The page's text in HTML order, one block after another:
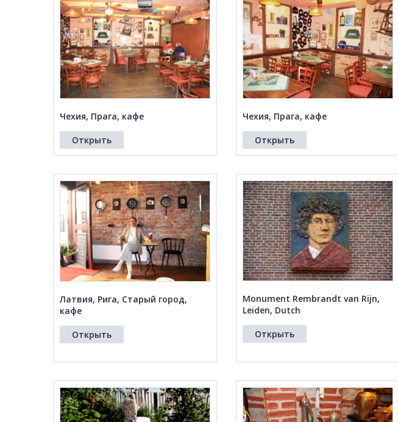
Чехия, Прага, кафе
Открыть
Чехия, Прага, кафе
Открыть
Латвия, Рига, Старый город,
кафе
Открыть
Monument Rembrandt van Rijn,
Leiden, Dutch
Открыть